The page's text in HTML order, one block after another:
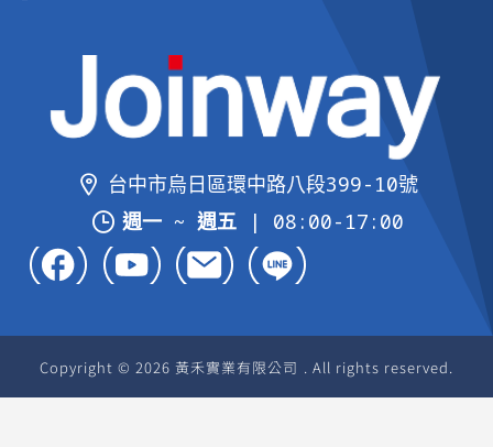
台中市烏日區環中路八段399-10號
週一 ~ 週五 | 08:00-17:00
Copyright © 2026 黃禾實業有限公司 . All rights reserved.